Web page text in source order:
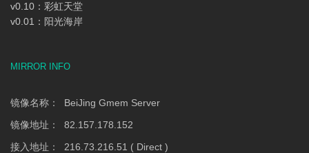
v0.10：彩虹天堂
v0.01：阳光海岸
MIRROR INFO
镜像名称： BeiJing Gmem Server
镜像地址： 82.157.178.152
接入地址： 216.73.216.51 ( Direct )